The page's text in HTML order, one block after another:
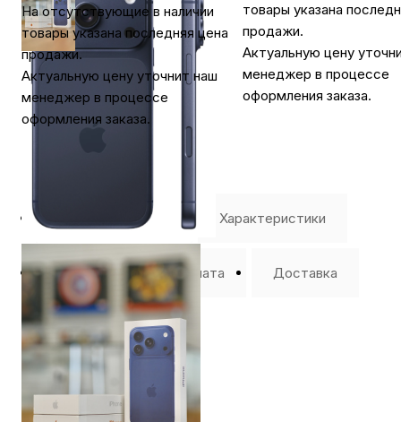
На отсутствующие в наличии
товары указана последняя цена
продажи.
Актуальную цену уточнит наш
менеджер в процессе
оформления заказа.
товары указана
продажи.
Актуальную цену
менеджер в процессе
оформления заказа.
⭐️ Отзывы о нас ⭐️ Характеристики
Где купить Оплата Доставка